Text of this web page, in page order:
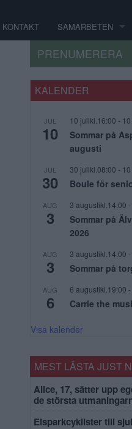
KONTAKT SAMARBETEN
PRENUMERERA
KALENDER
JUL
10
10 julikl.16:00 -
Sommar på
augusti
JUL
30
30 julikl.08:00 -
Boule för
AUG
3
3 augustikl.14:00 -
Sommar på
2026
AUG
3
3 augustikl.14:00 -
Sommar på
AUG
6
6 augustikl.19:00 -
Carrie the
Visa kalender
MEST LÄSTA JUST
Alice, 17, sätter upp
de största
Elsparkcyklister till